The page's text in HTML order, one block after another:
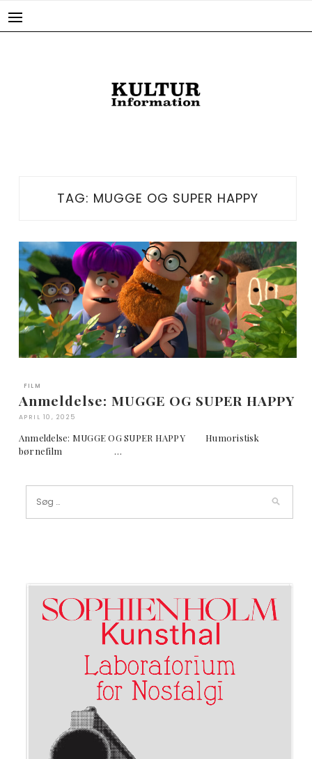
TAG: MUGGE OG SUPER HAPPY
FILM
Anmeldelse: MUGGE OG SUPER HAPPY
APRIL 10, 2025
Anmeldelse: MUGGE OG SUPER HAPPY Humoristisk
børnefilm …